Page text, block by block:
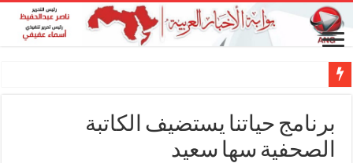
برنامج حياتنا يستضيف الكاتبة
الصحفية سها سعيد